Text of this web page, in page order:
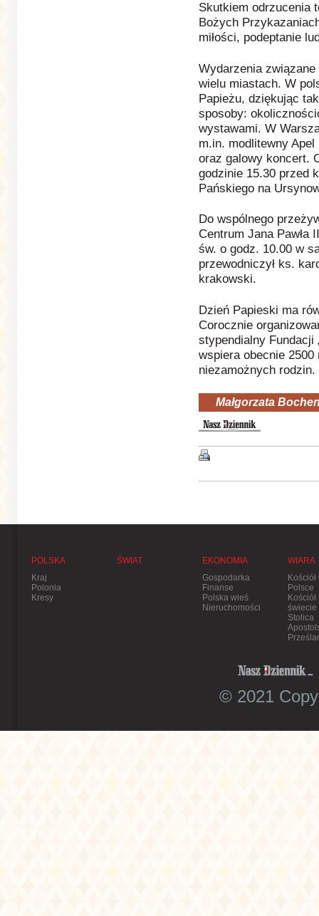
Skutkiem odrzucenia
Bożych
miłości, podeptanie
Wydarzenia
wielu miastach. W
Papieżu, dziękując
sposoby:
wystawami. W
m.in. modlitewny
oraz galowy koncert.
godzinie 15.30 przed
Pańskiego na
Do wspólnego
Centrum Jana Pawła
św. o godz. 10.00 w
przewodniczył ks.
krakowski.
Dzień Papieski ma
Corocznie
stypendialny Fundacji
wspiera obecnie
niezamożnych rodzin.
Małgorzata
POLSKA
Kraj
Polonia
Kresy
ŚWIAT
EKONOMIA
Gospodarka
Finanse
Polska wieś
Nieruchomości
WIARA
Kościół
Polsce
Kościół
świecie
Stolica
© 2021